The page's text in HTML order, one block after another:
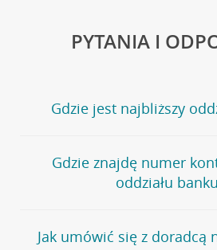
PYTANIA I
Gdzie jest najbliższy
Jeśli szukasz oddziału naszego
stronęPlacówki i bankomaty, na
wygodna wyszukiwarka.
oddziałów
Gdzie znajdę numer
oddziału
Bank Credit Agricole nie udostępnia
telefonu do placówki bankowej.
Jak umówić się z doradcą